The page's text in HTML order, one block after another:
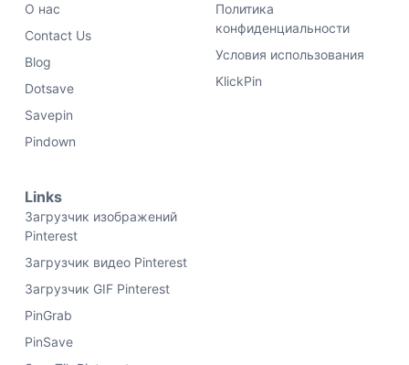
О нас
Contact Us
Blog
Dotsave
Savepin
Pindown
Политика
конфиденциальности
Условия использования
KlickPin
Links
Загрузчик изображений
Pinterest
Загрузчик видео Pinterest
Загрузчик GIF Pinterest
PinGrab
PinSave